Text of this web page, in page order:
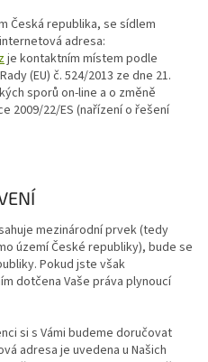
Česká republika, se sídlem
adresa:
je kontaktním místem podle
(EU) č. 524/2013 ze dne 21.
sporů on-line a o změně
2009/22/ES (nařízení o řešení
mezinárodní prvek (tedy
území České republiky), bude se
Pokud jste však
dotčena Vaše práva plynoucí
si s Vámi budeme doručovat
adresa je uvedena u Našich